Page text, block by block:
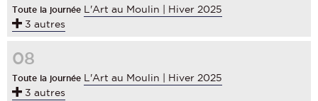
Toute la journée L'Art au Moulin | Hiver 2025
3 autres
08
Toute la journée L'Art au Moulin | Hiver 2025
3 autres